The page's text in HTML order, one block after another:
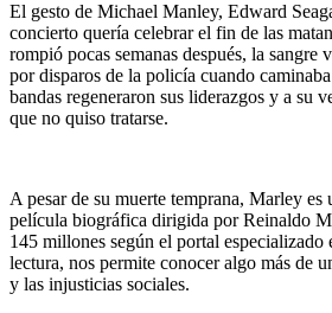
El gesto de Michael Manley, Edward
concierto quería celebrar el fin de las
rompió pocas semanas después, la
por disparos de la policía cuando
bandas regeneraron sus liderazgos y a su
que no quiso tratarse.
A pesar de su muerte temprana, Marley
película biográfica dirigida por Reinaldo
145 millones según el portal
lectura, nos permite conocer algo más de
y las injusticias sociales.